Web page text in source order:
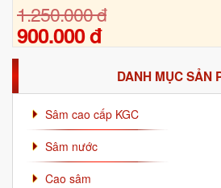
1.250.000 đ
900.000 đ
DANH MỤC SẢN
Sâm cao cấp KGC
Sâm nước
Cao sâm